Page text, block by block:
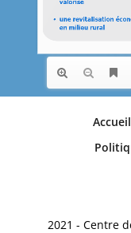
Accueil
2021 - Centre